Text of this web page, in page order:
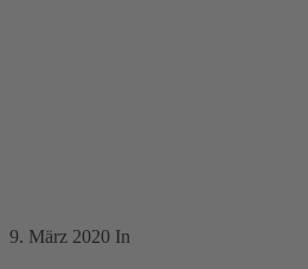
9. März 2020 In